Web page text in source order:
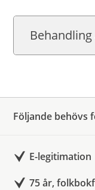
Följande behövs
E-legitimation
75 år,